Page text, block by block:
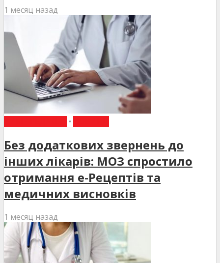
1 месяц назад
•
Без додаткових звернень до
інших лікарів: МОЗ спростило
отримання е-Рецептів та
медичних висновків
1 месяц назад